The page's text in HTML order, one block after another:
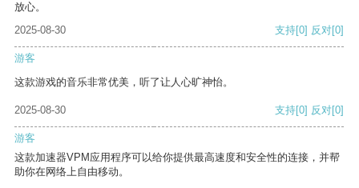
放心。
2025-08-30
支持[0] 反对[0]
游客
这款游戏的音乐非常优美，听了让人心旷神怡。
2025-08-30 支持[0] 反对[0]
游客
这款加速器VPM应用程序可以给你提供最高速度和安全性的连接，并帮
助你在网络上自由移动。